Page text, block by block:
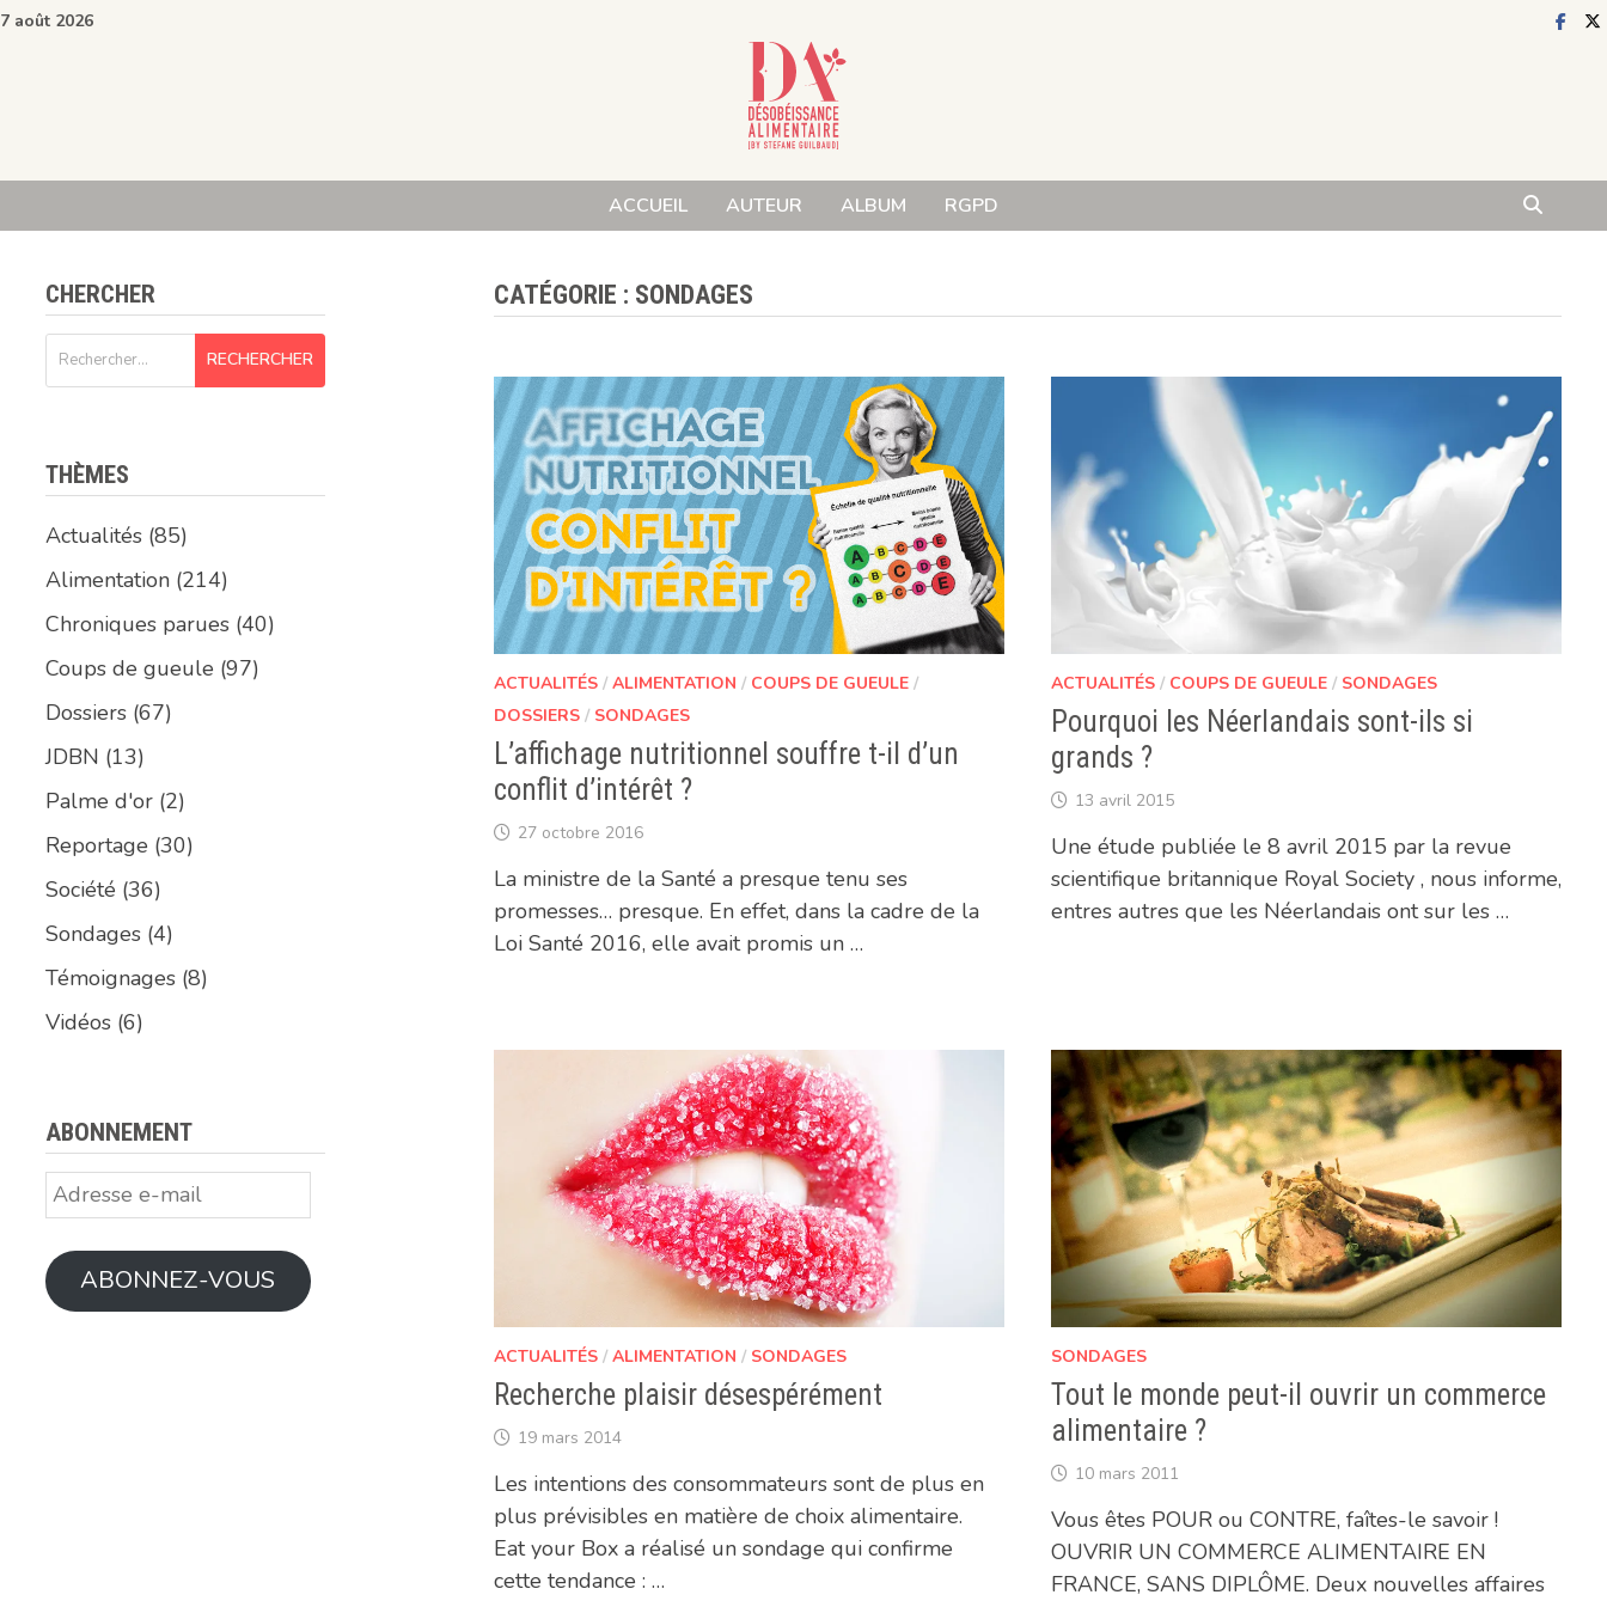
Passer
7 août 2026
ACCUEIL AUTEUR ALBUM RGPD
CATÉGORIE : SONDAGES
ACTUALITÉS /ALIMENTATION / COUPS DE GUEULE /
DOSSIERS / SONDAGES
L’affichage nutritionnel souffre t-il d’un
conflit d’intérêt ?
27 octobre 2016
La ministre de la Santé a presque tenu ses
promesses… presque. En effet, dans la cadre de la
Loi Santé 2016, elle avait promis un …
ACTUALITÉS/ COUPS DE GUEULE/ SONDAGES
Pourquoi les Néerlandais sont-ils si
grands ?
13 avril 2015
Une étude publiée le 8 avril 2015 par la revue
scientifique britannique Royal Society , nous informe,
entres autres que les Néerlandais ont sur les …
ACTUALITÉS /ALIMENTATION / SONDAGES
Recherche plaisir désespérément
19 mars 2014
Les intentions des consommateurs sont de plus en
plus prévisibles en matière de choix alimentaire.
Eat your Box a réalisé un sondage qui confirme
cette tendance : …
SONDAGES
Tout le monde peut-il ouvrir un commerce
alimentaire ?
10 mars 2011
Vous êtes POUR ou CONTRE, faîtes-le savoir !
OUVRIR UN COMMERCE ALIMENTAIRE EN
FRANCE, SANS DIPLÔME. Deux nouvelles affaires
CHERCHER
Rechercher :
THÈMES
Actualités (85)
Alimentation (214)
Chroniques parues (40)
Coups de gueule (97)
Dossiers (67)
JDBN (13)
Palme d'or (2)
Reportage (30)
Société (36)
Sondages (4)
Témoignages (8)
Vidéos (6)
ABONNEMENT
Adresse
e-
mail
ABONNEZ-VOUS